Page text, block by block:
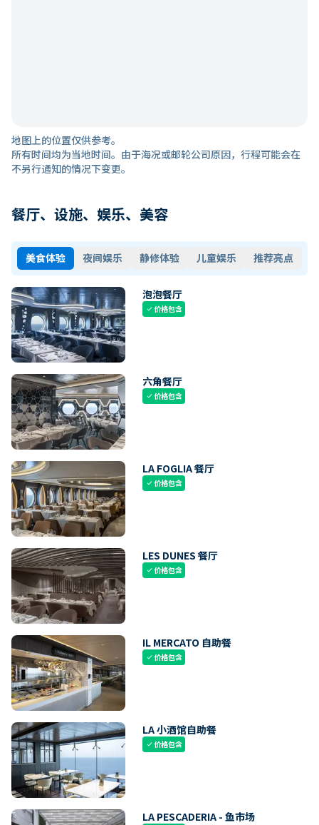
地图上的位置仅供参考。
所有时间均为当地时间。由于海况或邮轮公司原因，行程可能会在
不另行通知的情况下变更。
餐厅、设施、娱乐、美容
美食体验 夜间娱乐 静修体验 儿童娱乐 推荐亮点
泡泡餐厅
check价格包含
六角餐厅
check价格包含
LA FOGLIA 餐厅
check价格包含
LES DUNES 餐厅
check价格包含
IL MERCATO 自助餐
check价格包含
LA 小酒馆自助餐
check价格包含
LA PESCADERIA - 鱼市场